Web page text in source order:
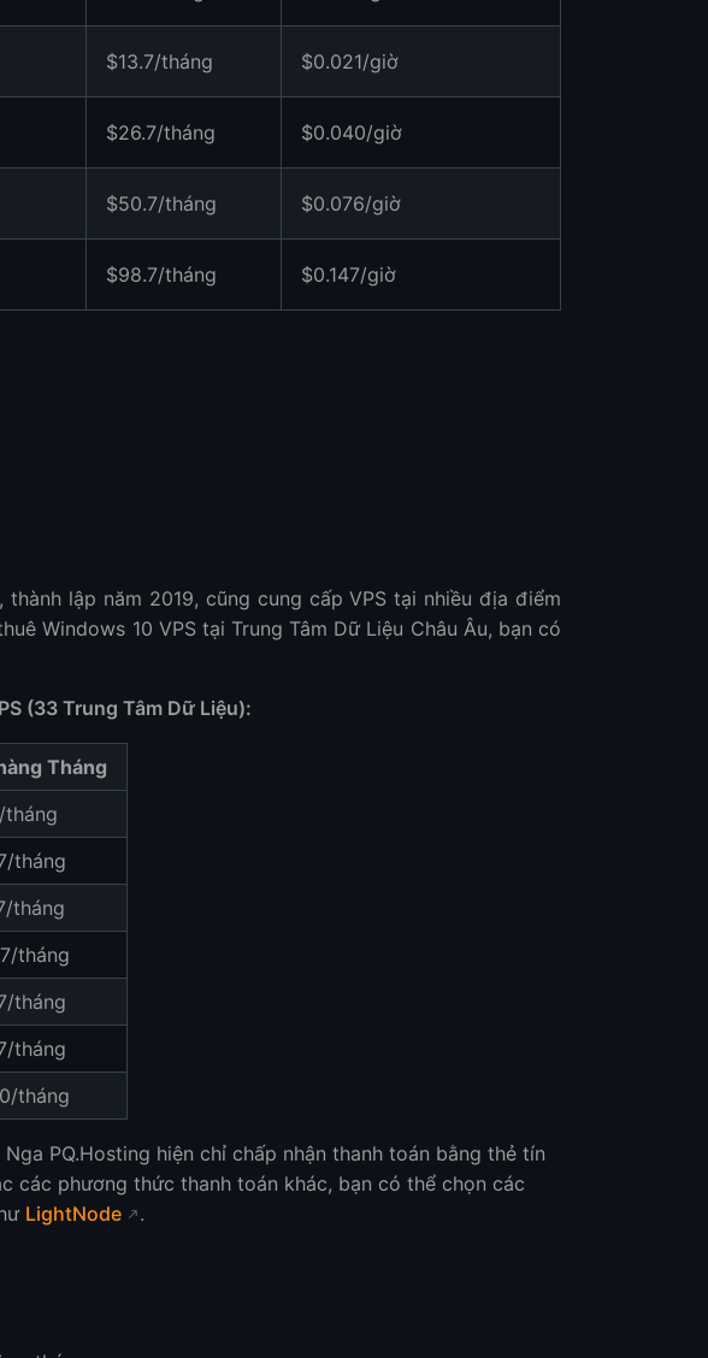
$13.7/tháng $0.021/giờ
$26.7/tháng $0.040/giờ
$50.7/tháng $0.076/giờ
$98.7/tháng $0.147/giờ
lập năm 2019, cũng cung cấp VPS tại nhiều địa điểm
Windows 10 VPS tại Trung Tâm Dữ Liệu Châu Âu, bạn có
(33 Trung Tâm Dữ Liệu):
Tháng
tháng
tháng
tháng
tháng
tháng
tháng
PQ.Hosting hiện chỉ chấp nhận thanh toán bằng thẻ tín
các phương thức thanh toán khác, bạn có thể chọn các
LightNode .